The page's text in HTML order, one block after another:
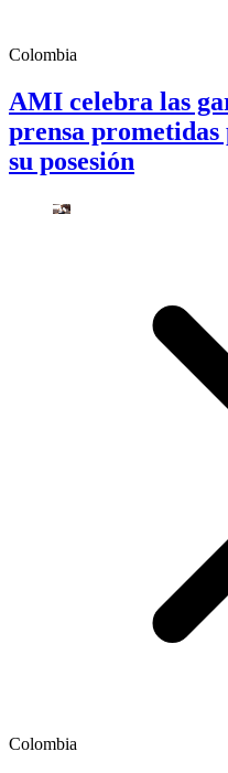
Colombia
AMI celebra las
prensa
su posesión
Colombia